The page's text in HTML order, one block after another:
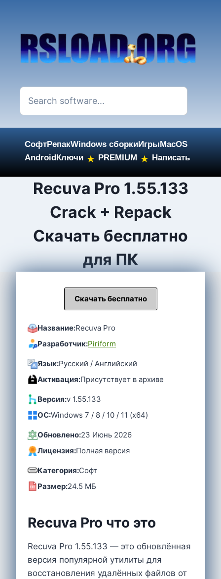
СофтРепакWindows сборкиИгрыMacOS
AndroidКлючи ★ PREMIUM ★ Написать
Recuva Pro 1.55.133
Crack + Repack
Скачать бесплатно
для ПК
Скачать бесплатно
Название:Recuva Pro
Разработчик:Piriform
Язык:Русский / Английский
Активация:Присутствует в архиве
Версия:v 1.55.133
OC:Windows 7 / 8 / 10 / 11 (x64)
Обновлено:23 Июнь 2026
Лицензия:Полная версия
Категория:Софт
Размер:24.5 MБ
Recuva Pro что это
Recuva Pro 1.55.133 — это обновлённая
версия популярной утилиты для
восстановления удалённых файлов от